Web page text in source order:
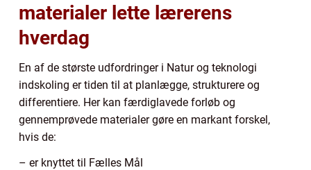
materialer lette lærerens
hverdag
En af de største udfordringer i Natur og teknologi
indskoling er tiden til at planlægge, strukturere og
differentiere. Her kan færdiglavede forløb og
gennemprøvede materialer gøre en markant forskel,
hvis de:
– er knyttet til Fælles Mål